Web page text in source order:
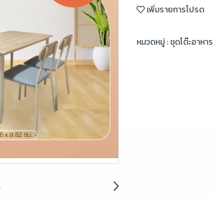
เพิ่มรายการโปรด
หมวดหมู่ :ชุดโต๊ะอาหาร